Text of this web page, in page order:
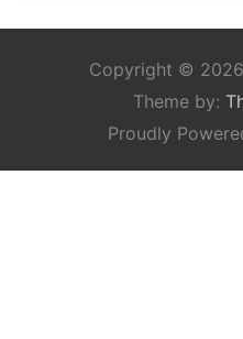
Copyright © 2026
Theme by:
Proudly